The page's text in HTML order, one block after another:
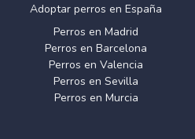
Adoptar perros en España
Perros en Madrid
Perros en Barcelona
Perros en Valencia
Perros en Sevilla
Perros en Murcia